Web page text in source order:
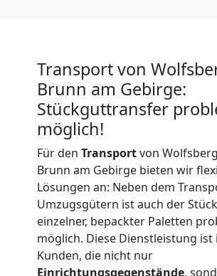
Transport von
Brunn am Gebirge:
Stückguttransfer
möglich!
Für den Transportvon
Brunn am Gebirge bieten wir
Lösungen an: Neben dem
Umzugsgütern ist auch der
einzelner, bepackter Paletten
möglich. Diese Dienstleistung
Kunden, die nicht nur
Einrichtungsgegenstände,
Tragehilfe
Wolfsberg
Kleiner
Umzug
Wolfsberg